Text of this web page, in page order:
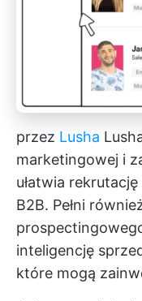
przez Lusha
marketingowej i
ułatwia
B2B. Pełni
inteligencję
które mogą